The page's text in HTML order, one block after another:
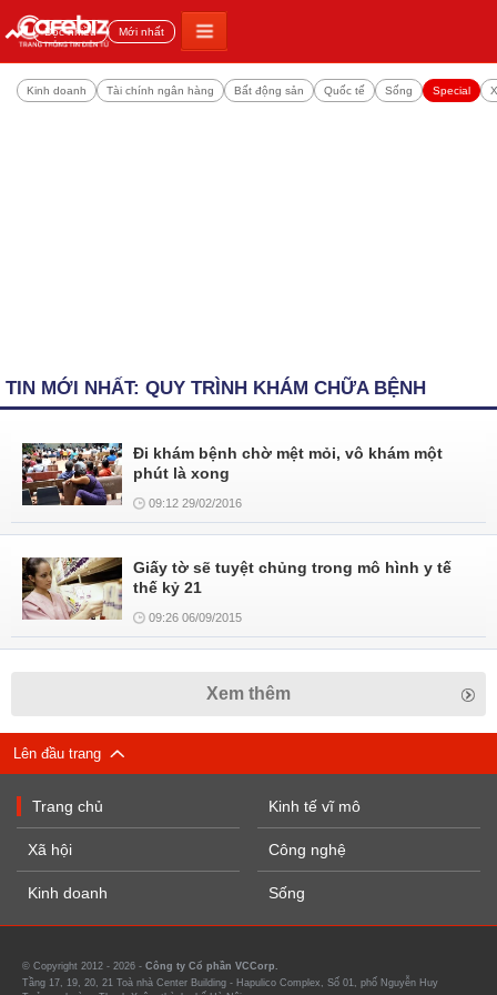
Đọc nhiều Mới nhất
Kinh doanh Tài chính ngân hàng Bất động sản Quốc tế Sống Special
TIN MỚI NHẤT: QUY TRÌNH KHÁM CHỮA BỆNH
Đi khám bệnh chờ mệt mỏi, vô khám một
phút là xong
09:12 29/02/2016
Giấy tờ sẽ tuyệt chủng trong mô hình y tế
thế kỷ 21
09:26 06/09/2015
Xem thêm
Lên đầu trang
Trang chủ
Xã hội
Kinh doanh
Kinh tế vĩ mô
Công nghệ
Sống
© Copyright 2012 - 2026 - Công ty Cổ phần VCCorp.
Tầng 17, 19, 20, 21 Toà nhà Center Building - Hapulico Complex, Số 01, phố Nguyễn Huy